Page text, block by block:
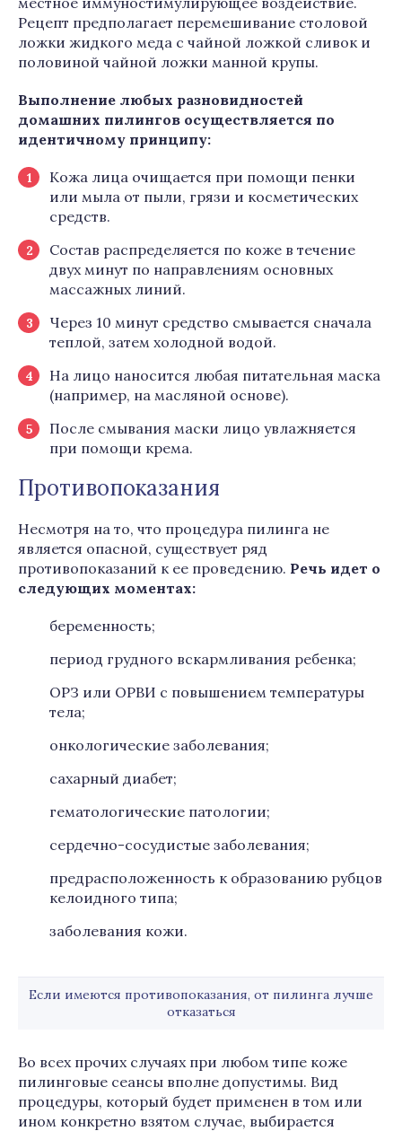
Рецепт предполагает перемешивание столовой
ложки жидкого меда с чайной ложкой сливок и
половиной чайной ложки манной крупы.
Выполнение любых разновидностей
домашних пилингов осуществляется по
идентичному принципу:
Кожа лица очищается при помощи пенки
или мыла от пыли, грязи и косметических
средств.
Состав распределяется по коже в течение
двух минут по направлениям основных
массажных линий.
Через 10 минут средство смывается сначала
теплой, затем холодной водой.
На лицо наносится любая питательная маска
(например, на масляной основе).
После смывания маски лицо увлажняется
при помощи крема.
Противопоказания
Несмотря на то, что процедура пилинга не
является опасной, существует ряд
противопоказаний к ее проведению. Речь идет о
следующих моментах:
беременность;
период грудного вскармливания ребенка;
ОРЗ или ОРВИ с повышением температуры
тела;
онкологические заболевания;
сахарный диабет;
гематологические патологии;
сердечно-сосудистые заболевания;
предрасположенность к образованию рубцов
келоидного типа;
заболевания кожи.
Если имеются противопоказания, от пилинга лучше
отказаться
Во всех прочих случаях при любом типе коже
пилинговые сеансы вполне допустимы. Вид
процедуры, который будет применен в том или
ином конкретно взятом случае, выбирается